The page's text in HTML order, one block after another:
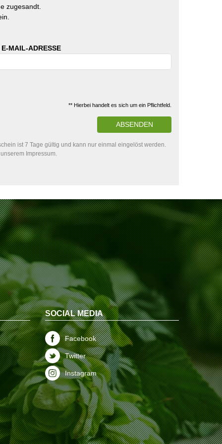
zugesandt.
E-MAIL-ADRESSE
** Hierbei handelt es sich um ein Pflichtfeld.
ABSENDEN
ist 7 Tage gültig und kann nur einmal eingelöst werden.
Impressum.
SOCIAL MEDIA
Facebook
Twitter
Instagram